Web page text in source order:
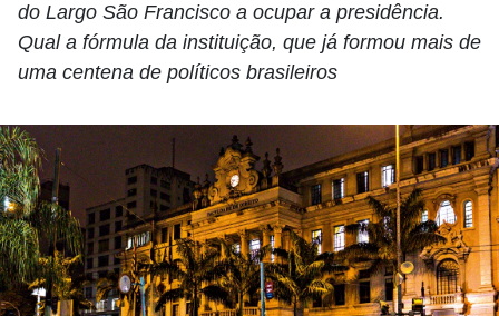
do Largo São Francisco a ocupar a presidência.
Qual a fórmula da instituição, que já formou mais de
uma centena de políticos brasileiros